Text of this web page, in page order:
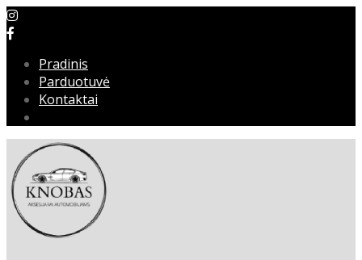
Pradinis
Parduotuvė
Kontaktai